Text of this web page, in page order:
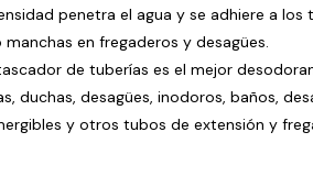
penetra el agua y se adhiere a
en fregaderos y desagües.
de tuberías es el mejor
duchas, desagües, inodoros, baños,
y otros tubos de extensión y